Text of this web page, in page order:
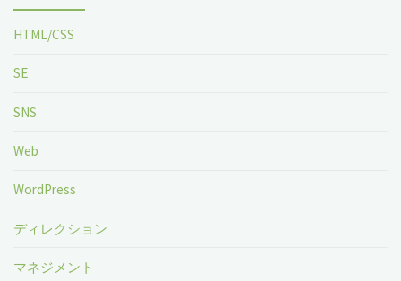
HTML/CSS
SE
SNS
Web
WordPress
ディレクション
マネジメント